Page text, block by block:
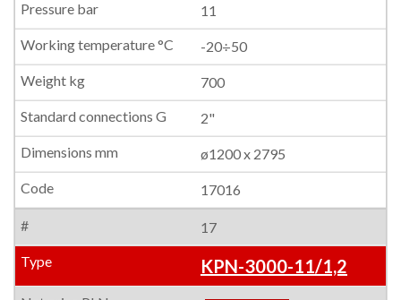
11
-20÷50
700
2"
ø1200 x 2795
17016
17
KPN-3000-11/1,2